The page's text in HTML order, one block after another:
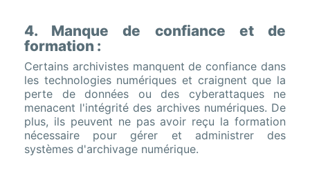
4. Manque de confiance et de
formation :
Certains archivistes manquent de confiance dans
les technologies numériques et craignent que la
perte de données ou des cyberattaques ne
menacent l'intégrité des archives numériques. De
plus, ils peuvent ne pas avoir reçu la formation
nécessaire pour gérer et administrer des
systèmes d'archivage numérique.